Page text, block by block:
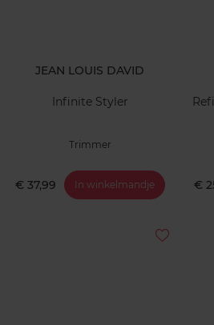
JEAN LOUIS DAVID
Infinite Styler
Trimmer
€ 37,99 In winkelmandje €